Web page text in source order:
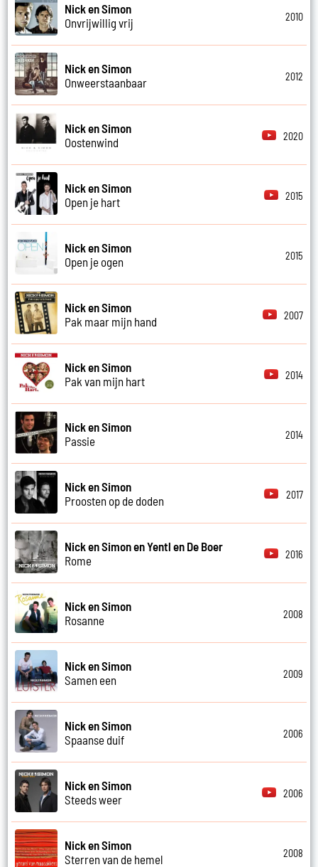
Nick en Simon
Onvrijwillig vrij
2010
Nick en Simon
Onweerstaanbaar
2012
Nick en Simon
Oostenwind
2020
Nick en Simon
Open je hart
2015
Nick en Simon
Open je ogen
2015
Nick en Simon
Pak maar mijn hand
2007
Nick en Simon
Pak van mijn hart
2014
Nick en Simon
Passie
2014
Nick en Simon
Proosten op de doden
2017
Nick en Simon en Yentl en De Boer
Rome
2016
Nick en Simon
Rosanne
2008
Nick en Simon
Samen een
2009
Nick en Simon
Spaanse duif
2006
Nick en Simon
Steeds weer
2006
Nick en Simon
Sterren van de hemel
2008